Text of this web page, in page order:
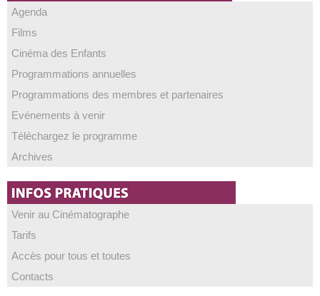
Agenda
Films
Cinéma des Enfants
Programmations annuelles
Programmations des membres et partenaires
Evénements à venir
Téléchargez le programme
Archives
Venir au Cinématographe
Tarifs
Accès pour tous et toutes
Contacts